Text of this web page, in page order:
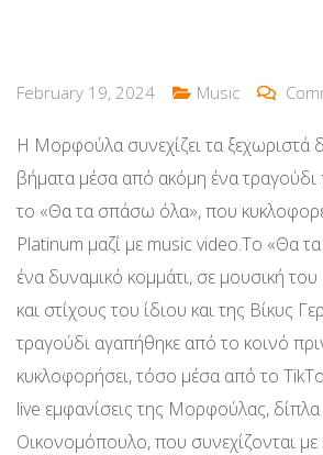
February 19, 2024 Music
Η Μορφούλα συνεχίζει τα ξεχωριστά
βήματα μέσα από ακόμη ένα τραγούδι
το «Θα τα σπάσω όλα», που
Platinum μαζί με music video.Το «Θα
ένα δυναμικό κομμάτι, σε μουσική
και στίχους του ίδιου και της Βίκυς
τραγούδι αγαπήθηκε από το κοινό
κυκλοφορήσει, τόσο μέσα από το
live εμφανίσεις της Μορφούλας,
Οικονομόπουλο, που συνεχίζονται με